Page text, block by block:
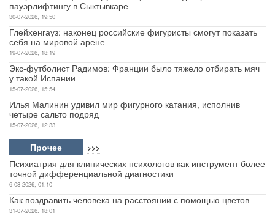
пауэрлифтингу в Сыктывкаре
30-07-2026, 19:50
Глейхенгауз: наконец российские фигуристы смогут показать
себя на мировой арене
19-07-2026, 18:19
Экс-футболист Радимов: Франции было тяжело отбирать мяч
у такой Испании
15-07-2026, 15:54
Илья Малинин удивил мир фигурного катания, исполнив
четыре сальто подряд
15-07-2026, 12:33
Прочее >>>
Психиатрия для клинических психологов как инструмент более
точной дифференциальной диагностики
6-08-2026, 01:10
Как поздравить человека на расстоянии с помощью цветов
31-07-2026, 18:01